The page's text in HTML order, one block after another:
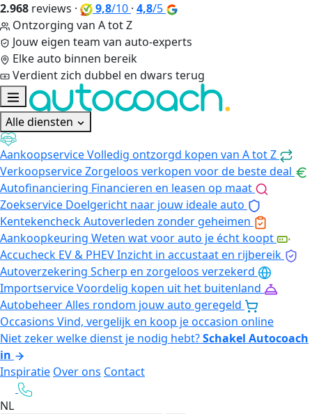
2.968 reviews · 9,8/10 · 4,8/5
Ontzorging van A tot Z
Jouw eigen team van auto-experts
Elke auto binnen bereik
Verdient zich dubbel en dwars terug
Alle diensten
AankoopserviceVolledig ontzorgd kopen van A tot Z
VerkoopserviceZorgeloos verkopen voor de beste deal
Autofinanciering Financieren en leasen op maat
Zoekservice Doelgericht naar jouw ideale auto
KentekencheckAutoverleden zonder geheimen
Aankoopkeuring Weten wat voor auto je écht koopt
Accucheck EV & PHEVInzicht in accustaat en rijbereik
Autoverzekering Scherp en zorgeloos verzekerd
ImportserviceVoordelig kopen uit het buitenland
AutobeheerAlles rondom jouw auto geregeld
Occasions Vind, vergelijk en koop je occasion online
Niet zeker welke dienst je nodig hebt?Schakel Autocoach
in
Inspiratie Over ons Contact
NL